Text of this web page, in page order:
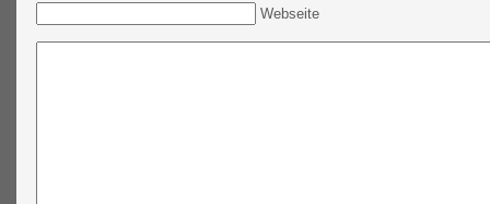
Webseite